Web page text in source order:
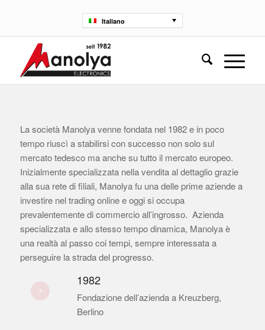
Italiano
La società Manolya venne fondata nel 1982 e in poco
tempo riuscì a stabilirsi con successo non solo sul
mercato tedesco ma anche su tutto il mercato europeo.
Inizialmente specializzata nella vendita al dettaglio grazie
alla sua rete di filiali, Manolya fu una delle prime aziende a
investire nel trading online e oggi si occupa
prevalentemente di commercio all’ingrosso. Azienda
specializzata e allo stesso tempo dinamica, Manolya è
una realtà al passo coi tempi, sempre interessata a
perseguire la strada del progresso.
1982
Fondazione dell’azienda a Kreuzberg,
Berlino